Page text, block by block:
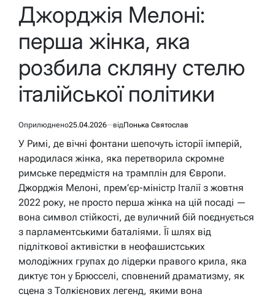
Джорджія Мелоні:
перша жінка, яка
розбила скляну стелю
італійської політики
Оприлюднено25.04.2026 відПонька Святослав
У Римі, де вічні фонтани шепочуть історії імперій,
народилася жінка, яка перетворила скромне
римське передмістя на трамплін для Європи.
Джорджія Мелоні, прем’єр-міністр Італії з жовтня
2022 року, не просто перша жінка на цій посаді —
вона символ стійкості, де вуличний бій поєднується
з парламентськими баталіями. Її шлях від
підліткової активістки в неофашистських
молодіжних групах до лідерки правого крила, яка
диктує тон у Брюсселі, сповнений драматизму, як
сцена з Толкієнових легенд, якими вона